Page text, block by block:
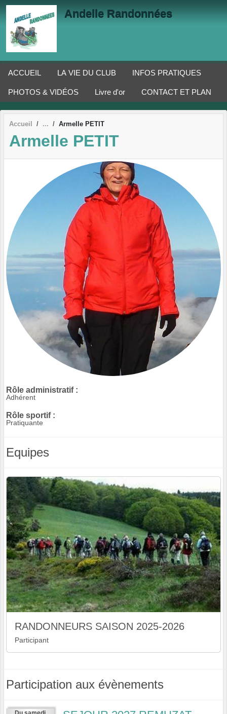
Andelle Randonnées
ACCUEIL LA VIE DU CLUB INFOS PRATIQUES
PHOTOS & VIDÉOS Livre d'or CONTACT ET PLAN
Accueil Armelle PETIT
Armelle PETIT
Rôle administratif :
Adhérent
Rôle sportif :
Pratiquante
Equipes
RANDONNEURS SAISON 2025-2026
Participant
Participation aux évènements
Panneau de gestion des cookies